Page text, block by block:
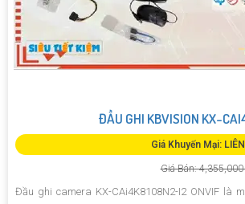
ĐẦU GHI KBVISION KX-
Giá Khuyến Mại:
Giá Bán: 4,355,000
Đầu ghi camera KX-CAi4K8108N2-I2 ONVIF là